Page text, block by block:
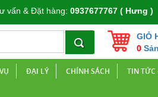
vấn & Đặt hàng: 0937677767 ( Hưng )
GIỎ
0
ĐẠI LÝ CHÍNH SÁCH TIN TỨC